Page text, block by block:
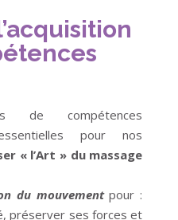
de compétences
pour nos
« l’Art » du massage
du mouvementpour :
préserver ses forces et